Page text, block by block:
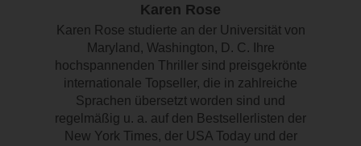
Karen Rose
Karen Rose studierte an der Universität von
Maryland, Washington, D. C. Ihre
hochspannenden Thriller sind preisgekrönte
internationale Topseller, die in zahlreiche
Sprachen übersetzt worden sind und
regelmäßig u. a. auf den Bestsellerlisten der
New York Times, der USA Today und der